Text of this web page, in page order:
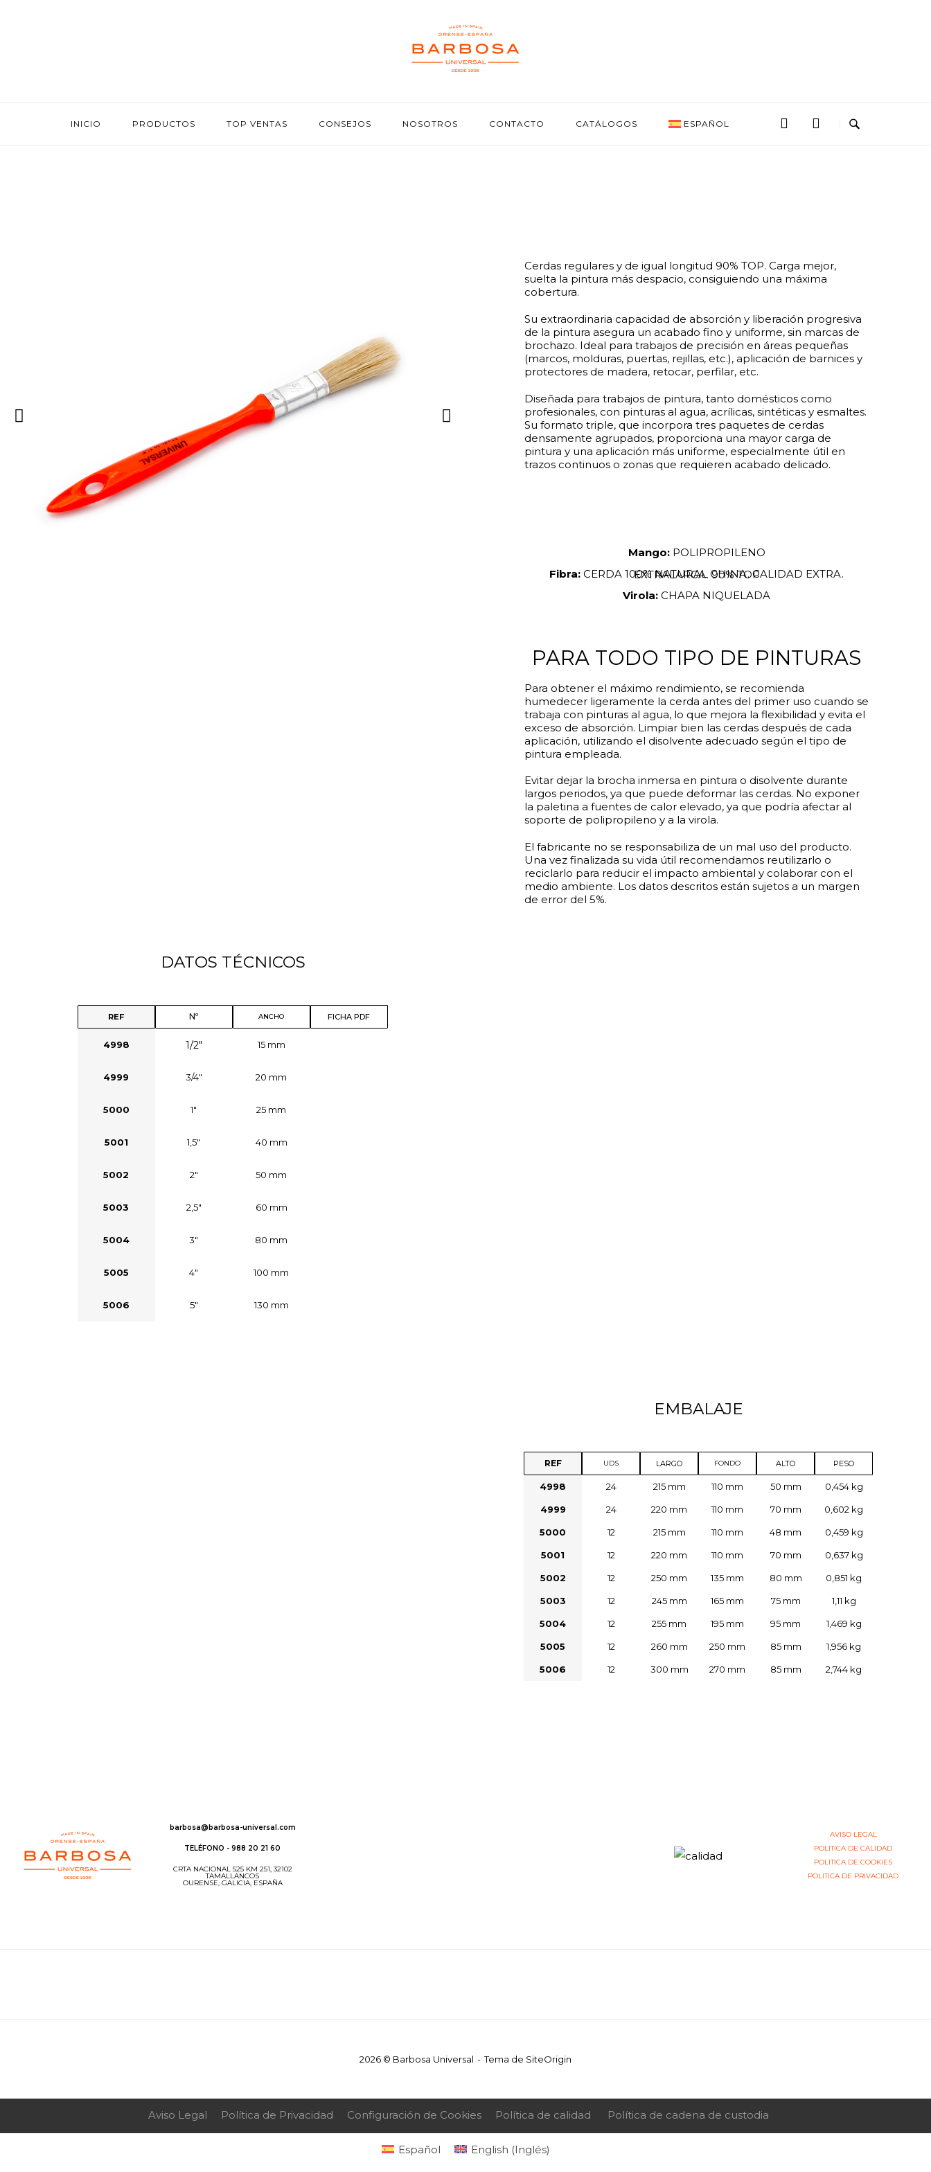
INICIO PRODUCTOS TOP VENTAS CONSEJOS NOSOTROS CONTACTO CATÁLOGOS ESPAÑOL
Cerdas regulares y de igual longitud 90% TOP. Carga mejor,
suelta la pintura más despacio, consiguiendo una máxima
cobertura.
Su extraordinaria capacidad de absorción y liberación progresiva
de la pintura asegura un acabado fino y uniforme, sin marcas de
brochazo. Ideal para trabajos de precisión en áreas pequeñas
(marcos, molduras, puertas, rejillas, etc.), aplicación de barnices y
protectores de madera, retocar, perfilar, etc.
Diseñada para trabajos de pintura, tanto domésticos como
profesionales, con pinturas al agua, acrílicas, sintéticas y esmaltes.
Su formato triple, que incorpora tres paquetes de cerdas
densamente agrupados, proporciona una mayor carga de
pintura y una aplicación más uniforme, especialmente útil en
trazos continuos o zonas que requieren acabado delicado.
Mango: POLIPROPILENO
Fibra:
CERDA 100% NATURAL CHINA. CALIDAD EXTRA. EXTRALARGA. 90% TOP
Virola:CHAPA NIQUELADA
PARA TODO TIPO DE PINTURAS
Para obtener el máximo rendimiento, se recomienda
humedecer ligeramente la cerda antes del primer uso cuando se
trabaja con pinturas al agua, lo que mejora la flexibilidad y evita el
exceso de absorción. Limpiar bien las cerdas después de cada
aplicación, utilizando el disolvente adecuado según el tipo de
pintura empleada.
Evitar dejar la brocha inmersa en pintura o disolvente durante
largos periodos, ya que puede deformar las cerdas. No exponer
la paletina a fuentes de calor elevado, ya que podría afectar al
soporte de polipropileno y a la virola.
El fabricante no se responsabiliza de un mal uso del producto.
Una vez finalizada su vida útil recomendamos reutilizarlo o
reciclarlo para reducir el impacto ambiental y colaborar con el
medio ambiente. Los datos descritos están sujetos a un margen
de error del 5%.
DATOS TÉCNICOS
REF Nº ANCHO FICHA PDF
4998 1/2" 15 mm
4999 3/4" 20 mm
5000 1" 25 mm
5001 1,5" 40 mm
5002 2" 50 mm
5003 2,5" 60 mm
5004 3" 80 mm
5005 4" 100 mm
5006 5" 130 mm
EMBALAJE
REF UDS LARGO FONDO ALTO PESO
4998 24 215 mm 110 mm 50 mm 0,454 kg
4999 24 220 mm 110 mm 70 mm 0,602 kg
5000 12 215 mm 110 mm 48 mm 0,459 kg
5001 12 220 mm 110 mm 70 mm 0,637 kg
5002 12 250 mm 135 mm 80 mm 0,851 kg
5003 12 245 mm 165 mm 75 mm 1,11 kg
5004 12 255 mm 195 mm 95 mm 1,469 kg
5005 12 260 mm 250 mm 85 mm 1,956 kg
5006 12 300 mm 270 mm 85 mm 2,744 kg
barbosa@barbosa-universal.com
TELÉFONO - 988 20 21 60
CRTA NACIONAL 525 KM 251, 32102
TAMALLANCOS
OURENSE, GALICIA, ESPAÑA
AVISO LEGAL
POLITICA DE CALIDAD
POLITICA DE COOKIES
POLITICA DE PRIVACIDAD
2026 © Barbosa Universal Tema de SiteOrigin
Aviso Legal Política de Privacidad Configuración de Cookies Política de calidad Política de cadena de custodia
Español English (Inglés)